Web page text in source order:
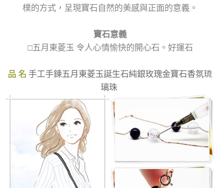
樸的方式，呈現寶石自然的美感與正面的意義。
寶石意義
□五月東菱玉 令人心情愉快的開心石。好運石
品 名 手工手鍊五月東菱玉誕生石純銀玫瑰金寶石香氛琉
璃珠